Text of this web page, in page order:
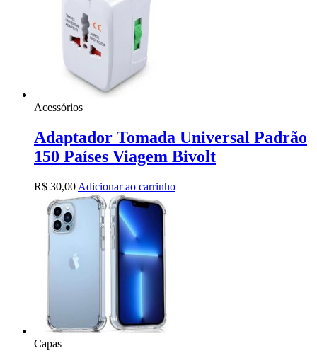
Acessórios
Adaptador Tomada Universal Padrão
150 Países Viagem Bivolt
R$ 30,00 Adicionar ao carrinho
Capas